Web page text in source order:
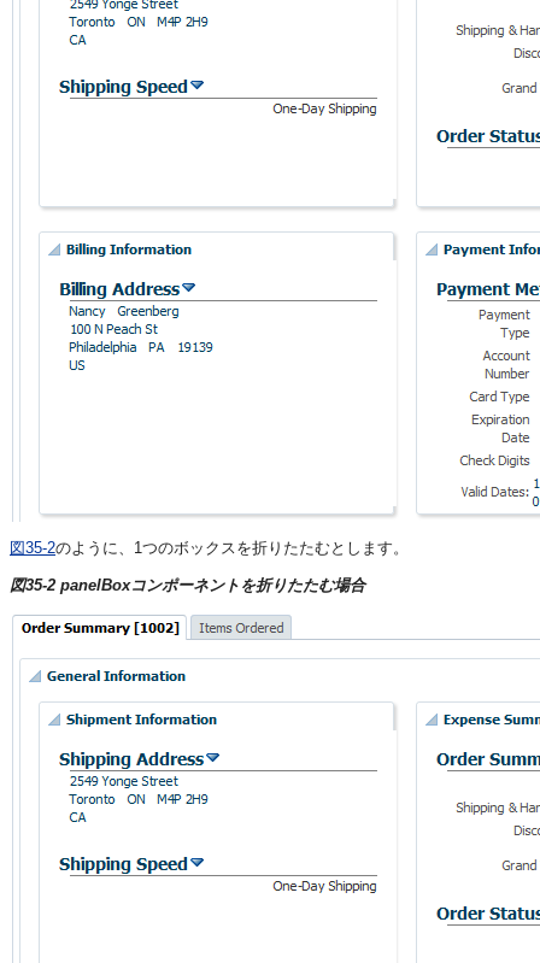
図35-2のように、1つのボックスを折りたたむとします。
図35-2 panelBoxコンポーネントを折りたたむ場合